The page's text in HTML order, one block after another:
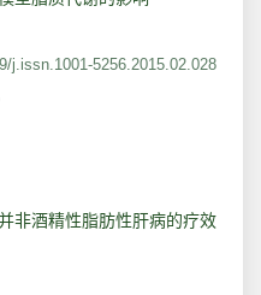
j.issn.1001-5256.2015.02.028
非酒精性脂肪性肝病的疗效